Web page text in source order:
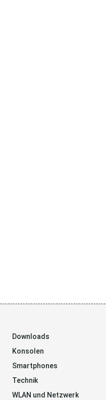
Downloads
Konsolen
Smartphones
Technik
WLAN und Netzwerk